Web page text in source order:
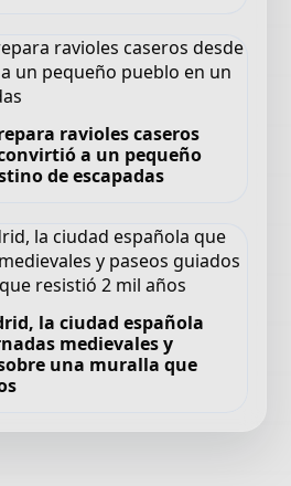
ravioles caseros
a un pequeño
de escapadas
la ciudad española
medievales y
una muralla que